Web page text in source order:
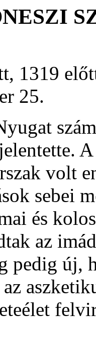
1319
25.
volt
sebei
és
az
pedig új,